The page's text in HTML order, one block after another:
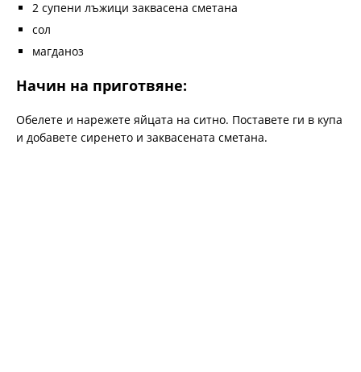
2 супени лъжици заквасена сметана
сол
магданоз
Начин на приготвяне:
Обелете и нарежете яйцата на ситно. Поставете ги в купа
и добавете сиренето и заквасената сметана.